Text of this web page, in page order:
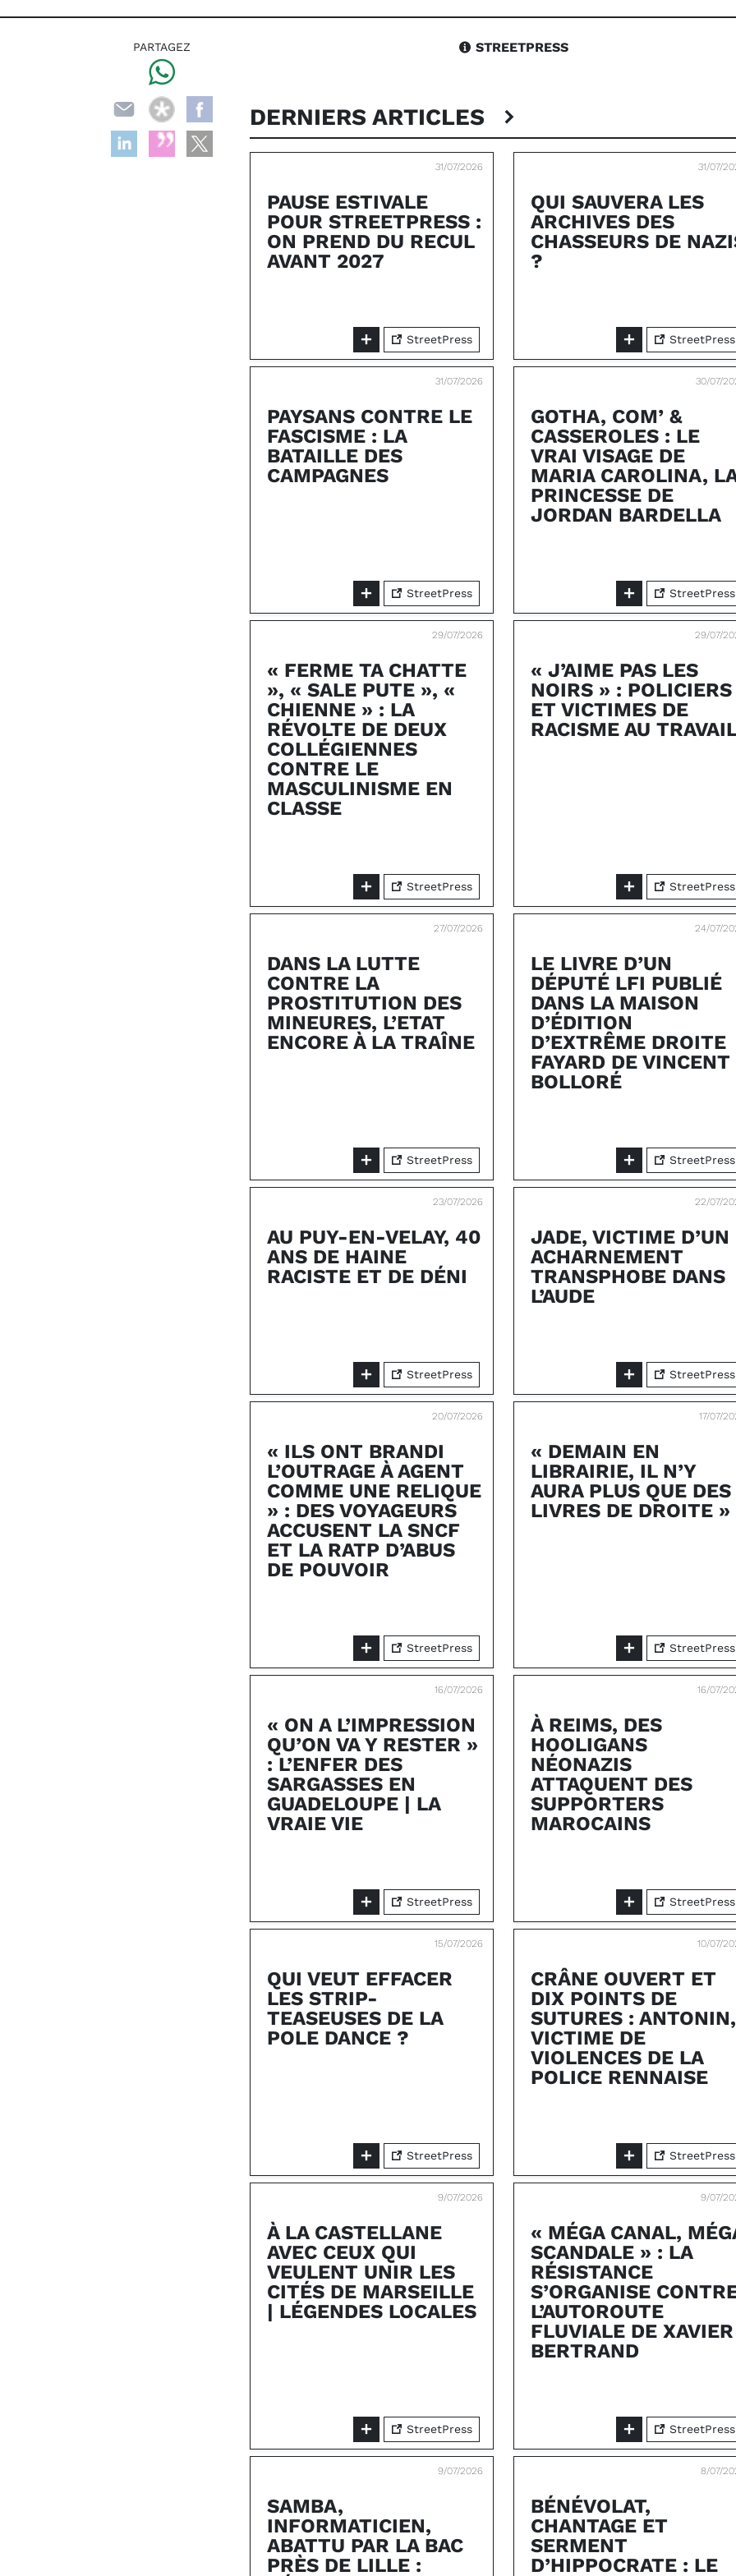
STREETPRESS
DERNIERS ARTICLES
31/07/2026
PAUSE ESTIVALE
POUR STREETPRESS :
ON PREND DU RECUL
AVANT 2027
StreetPress
31/07/
QUI SAUVERA LES
ARCHIVES DES
CHASSEURS DE
?
StreetPress
31/07/2026
PAYSANS CONTRE LE
FASCISME : LA
BATAILLE DES
CAMPAGNES
StreetPress
30/07/
GOTHA, COM’ &
CASSEROLES : LE
VRAI VISAGE DE
MARIA CAROLINA,
PRINCESSE DE
JORDAN BARDELLA
StreetPress
29/07/2026
« FERME TA CHATTE
», « SALE PUTE », «
CHIENNE » : LA
RÉVOLTE DE DEUX
COLLÉGIENNES
CONTRE LE
MASCULINISME EN
CLASSE
StreetPress
29/07/
« J’AIME PAS LES
NOIRS » : POLICIERS
ET VICTIMES DE
RACISME AU
StreetPress
27/07/2026
DANS LA LUTTE
CONTRE LA
PROSTITUTION DES
MINEURES, L’ETAT
ENCORE À LA TRAÎNE
StreetPress
24/07/
LE LIVRE D’UN
DÉPUTÉ LFI PUBLIÉ
DANS LA MAISON
D’ÉDITION
D’EXTRÊME DROITE
FAYARD DE VINCENT
BOLLORÉ
StreetPress
23/07/2026
AU PUY-EN-VELAY, 40
ANS DE HAINE
RACISTE ET DE DÉNI
StreetPress
22/07/
JADE, VICTIME D’UN
ACHARNEMENT
TRANSPHOBE DANS
L’AUDE
StreetPress
20/07/2026
« ILS ONT BRANDI
L’OUTRAGE À AGENT
COMME UNE RELIQUE
» : DES VOYAGEURS
ACCUSENT LA SNCF
ET LA RATP D’ABUS
DE POUVOIR
StreetPress
17/07/
« DEMAIN EN
LIBRAIRIE, IL N’Y
AURA PLUS QUE DES
LIVRES DE DROITE »
StreetPress
16/07/2026
« ON A L’IMPRESSION
QU’ON VA Y RESTER »
: L’ENFER DES
SARGASSES EN
GUADELOUPE | LA
VRAIE VIE
StreetPress
16/07/
À REIMS, DES
HOOLIGANS
NÉONAZIS
ATTAQUENT DES
SUPPORTERS
MAROCAINS
StreetPress
15/07/2026
QUI VEUT EFFACER
LES STRIP-
TEASEUSES DE LA
POLE DANCE ?
StreetPress
10/07/
CRÂNE OUVERT ET
DIX POINTS DE
SUTURES : ANTONIN,
VICTIME DE
VIOLENCES DE LA
POLICE RENNAISE
StreetPress
9/07/2026
À LA CASTELLANE
AVEC CEUX QUI
VEULENT UNIR LES
CITÉS DE MARSEILLE
| LÉGENDES LOCALES
StreetPress
9/07/
« MÉGA CANAL,
SCANDALE » : LA
RÉSISTANCE
S’ORGANISE
L’AUTOROUTE
FLUVIALE DE XAVIER
BERTRAND
StreetPress
9/07/2026
SAMBA,
INFORMATICIEN,
ABATTU PAR LA BAC
PRÈS DE LILLE :
8/07/
BÉNÉVOLAT,
CHANTAGE ET
SERMENT
D’HIPPOCRATE : LE
PARTAGEZ